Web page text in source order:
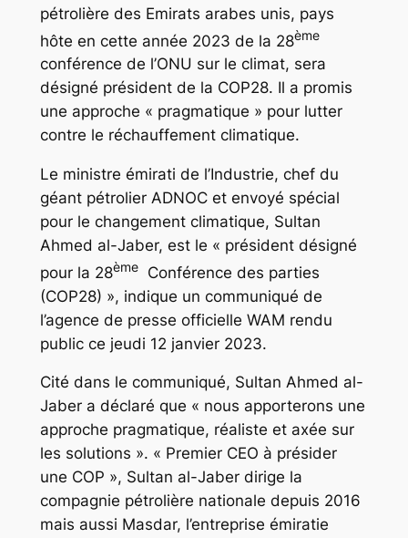
pétrolière des Emirats arabes unis, pays
hôte en cette année 2023 de la 28ème
conférence de l’ONU sur le climat, sera
désigné président de la COP28. Il a promis
une approche « pragmatique » pour lutter
contre le réchauffement climatique.
Le ministre émirati de l’Industrie, chef du
géant pétrolier ADNOC et envoyé spécial
pour le changement climatique, Sultan
Ahmed al-Jaber, est le « président désigné
pour la 28èmeConférence des parties
(COP28) », indique un communiqué de
l’agence de presse officielle WAM rendu
public ce jeudi 12 janvier 2023.
Cité dans le communiqué, Sultan Ahmed al-
Jaber a déclaré que « nous apporterons une
approche pragmatique, réaliste et axée sur
les solutions ». « Premier CEO à présider
une COP », Sultan al-Jaber dirige la
compagnie pétrolière nationale depuis 2016
mais aussi Masdar, l’entreprise émiratie